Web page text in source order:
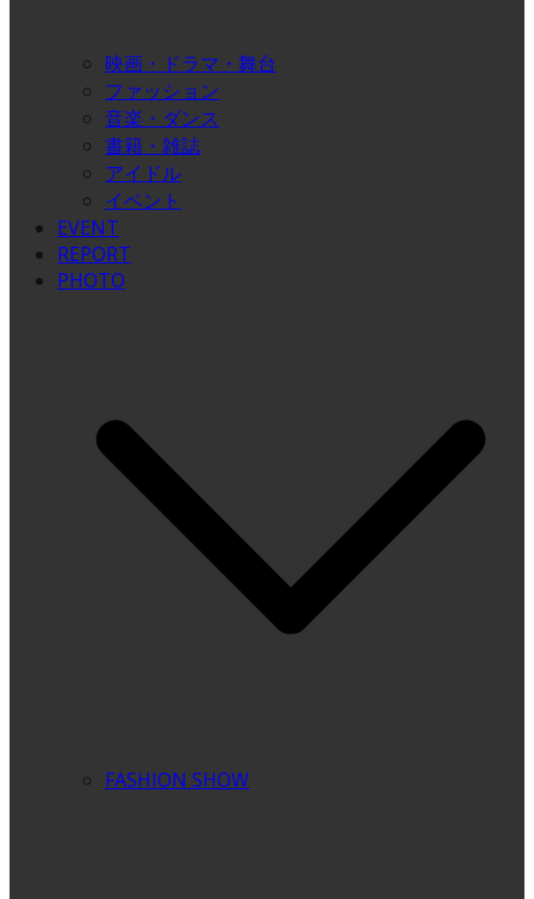
映画・ドラマ・舞台
ファッション
音楽・ダンス
書籍・雑誌
アイドル
イベント
EVENT
REPORT
PHOTO
FASHION SHOW